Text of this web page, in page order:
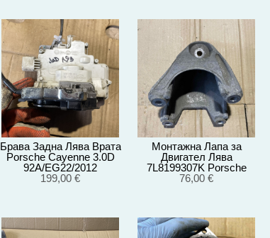
Брава Задна Лява Врата
Porsche Cayenne 3.0D
92A/EG22/2012
199,00 €
Монтажна Лапа за
Двигател Лява
7L8199307K Porsche
Cayenne 3.0D
76,00 €